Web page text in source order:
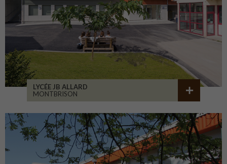
LYCÉE JB ALLARD
MONTBRISON